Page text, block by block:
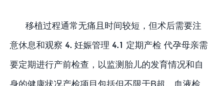
移植过程通常无痛且时间较短，但术后需要注
意休息和观察 4. 妊娠管理 4.1 定期产检 代孕母亲需
要定期进行产前检查，以监测胎儿的发育情况和自
身的健康状况产检项目包括但不限于B超、血液检